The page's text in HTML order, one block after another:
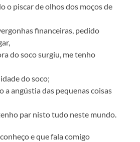
o piscar de olhos dos moços de
financeiras, pedido
do soco surgiu, me tenho
do soco;
a angústia das pequenas coisas
par nisto tudo neste mundo.
e que fala comigo